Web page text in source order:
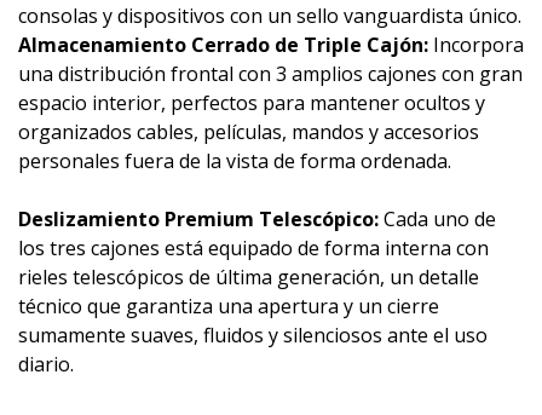
consolas y dispositivos con un sello vanguardista único.
Almacenamiento Cerrado de Triple Cajón: Incorpora
una distribución frontal con 3 amplios cajones con gran
espacio interior, perfectos para mantener ocultos y
organizados cables, películas, mandos y accesorios
personales fuera de la vista de forma ordenada.
Deslizamiento Premium Telescópico:Cada uno de
los tres cajones está equipado de forma interna con
rieles telescópicos de última generación, un detalle
técnico que garantiza una apertura y un cierre
sumamente suaves, fluidos y silenciosos ante el uso
diario.